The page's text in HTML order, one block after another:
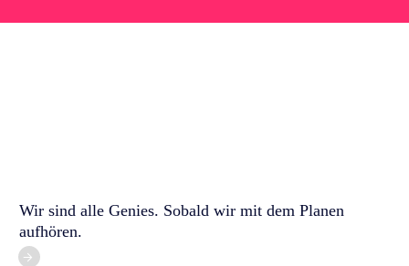
Wir sind alle Genies. Sobald wir mit dem Planen
aufhören.